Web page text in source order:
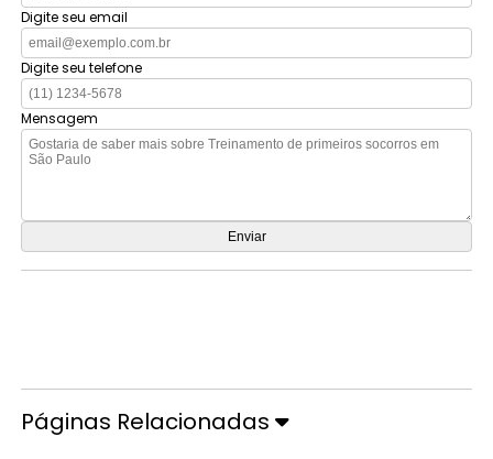
Digite seu email
Digite seu telefone
Mensagem
Páginas Relacionadas